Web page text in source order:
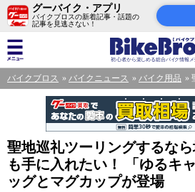
グーバイク・アプリ
バイクブロスの新着記事・話題の
記事を見逃さない！
バイクブロス バイクニュース バイク用品
聖地巡礼ツーリングするな
も手に入れたい！ 「ゆるキ
ッグとマグカップが登場